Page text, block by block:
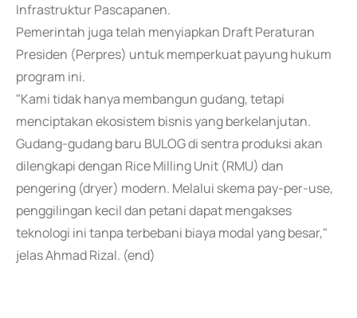
Infrastruktur Pascapanen.
Pemerintah juga telah menyiapkan Draft Peraturan
Presiden (Perpres) untuk memperkuat payung hukum
program ini.
"Kami tidak hanya membangun gudang, tetapi
menciptakan ekosistem bisnis yang berkelanjutan.
Gudang-gudang baru BULOG di sentra produksi akan
dilengkapi dengan Rice Milling Unit (RMU) dan
pengering (dryer) modern. Melalui skema pay-per-use,
penggilingan kecil dan petani dapat mengakses
teknologi ini tanpa terbebani biaya modal yang besar,"
jelas Ahmad Rizal. (end)